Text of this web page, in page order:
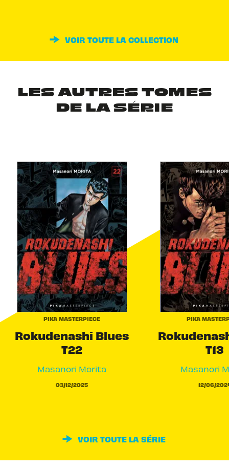
VOIR TOUTE LA COLLECTION
LES AUTRES TOMES
DE LA SÉRIE
PIKA MASTERPIECE
Rokudenashi Blues
T22
Masanori Morita
03/12/2025
PIKA
T13
Masanori
12/06/
VOIR TOUTE LA SÉRIE